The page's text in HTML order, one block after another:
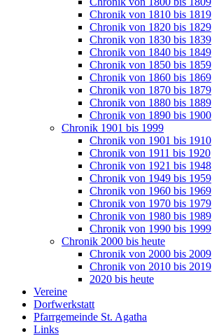
Chronik von 1810 bis 1819
Chronik von 1820 bis 1829
Chronik von 1830 bis 1839
Chronik von 1840 bis 1849
Chronik von 1850 bis 1859
Chronik von 1860 bis 1869
Chronik von 1870 bis 1879
Chronik von 1880 bis 1889
Chronik von 1890 bis 1900
Chronik 1901 bis 1999
Chronik von 1901 bis 1910
Chronik von 1911 bis 1920
Chronik von 1921 bis 1948
Chronik von 1949 bis 1959
Chronik von 1960 bis 1969
Chronik von 1970 bis 1979
Chronik von 1980 bis 1989
Chronik von 1990 bis 1999
Chronik 2000 bis heute
Chronik von 2000 bis 2009
Chronik von 2010 bis 2019
2020 bis heute
Vereine
Dorfwerkstatt
Pfarrgemeinde St. Agatha
Links